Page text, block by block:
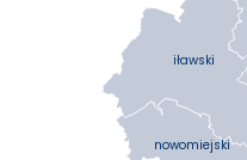
iławski
nowomiejski